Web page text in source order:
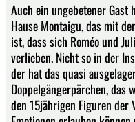
Auch ein ungebetener Gast
Hause Montaigu, das mit
ist, dass sich Roméo und
verlieben. Nicht so in der
der hat das quasi
Doppelgängerpärchen, das
den 15jährigen Figuren der